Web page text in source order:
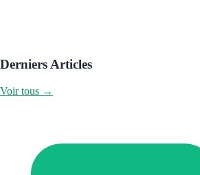
Derniers Articles
Voir tous →